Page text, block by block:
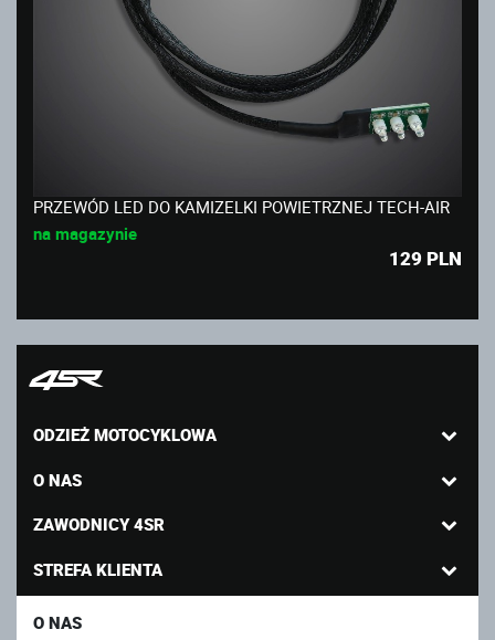
PRZEWÓD LED DO KAMIZELKI POWIETRZNEJ TECH-AIR
na magazynie
129 PLN
ODZIEŻ MOTOCYKLOWA
O NAS
ZAWODNICY 4SR
STREFA KLIENTA
O NAS